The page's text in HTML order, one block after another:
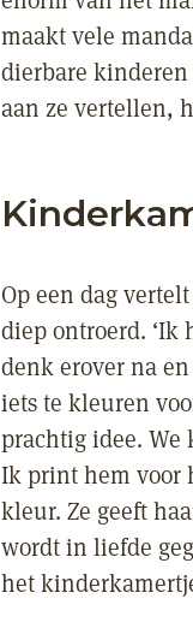
maakt vele
dierbare
aan ze vertellen,
Op een dag
diep ontroerd. ‘Ik
denk erover na
iets te kleuren
prachtig idee.
Ik print hem voor
kleur. Ze geeft
wordt in liefde
het